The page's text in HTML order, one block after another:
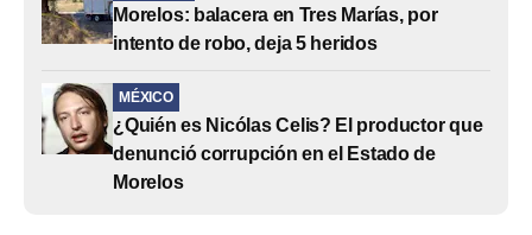
Morelos: balacera en Tres Marías, por
intento de robo, deja 5 heridos
MÉXICO
¿Quién es Nicólas Celis? El productor que
denunció corrupción en el Estado de
Morelos